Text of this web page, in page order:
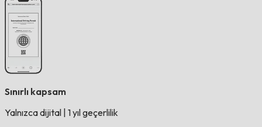
Sınırlı kapsam
Yalnızca dijital 1 yıl geçerlilik